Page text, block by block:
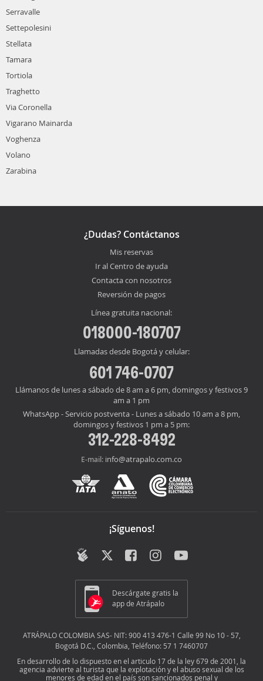
Serravalle
Settepolesini
Stellata
Tamara
Tortiola
Traghetto
Via Coronella
Vigarano Mainarda
Voghenza
Volano
Zarabina
¿Dudas? Contáctanos
Mis reservas
Ir al Centro de ayuda
Contacta con nosotros
Reversión de pagos
Línea gratuita nacional:
018000-180707
Llamadas desde Bogotá y celular:
601 746-0707
Llámanos de lunes a sábado de 8 am a 6 pm, domingos y festivos 9
am a 1 pm
WhatsApp - Servicio postventa - Lunes a sábado 10 am a 8 pm,
domingos y festivos 1 pm a 5 pm:
312-228-8492
E-mail: info@atrapalo.com.co
¡Síguenos!
Descárgate gratis la
app de Atrápalo
ATRÁPALO COLOMBIA SAS- NIT: 900 413 476-1 Calle 99 No 10 - 57,
Bogotá D.C., Colombia, Teléfono: 57 1 7460707
En desarrollo de lo dispuesto en el articulo 17 de la ley 679 de 2001, la
agencia advierte al turista que la explotación y el abuso sexual de los
menores de edad en el país son sancionados penal y